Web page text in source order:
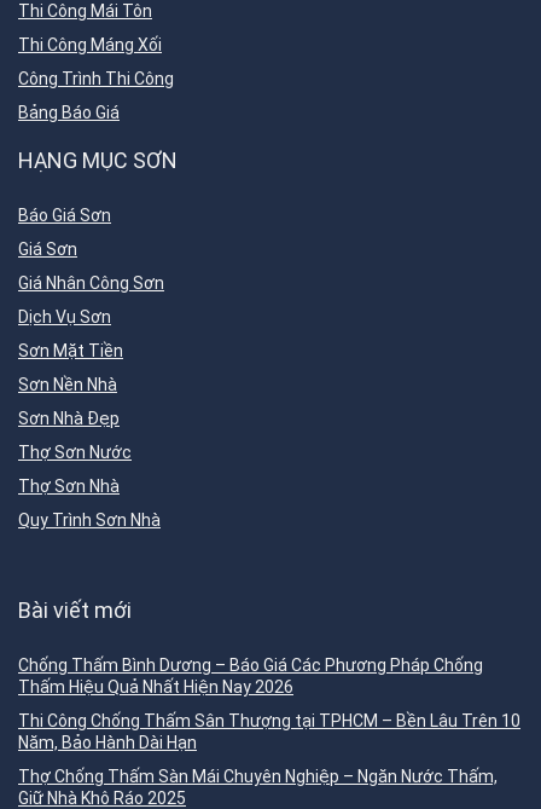
Thi Công Mái Tôn
Thi Công Máng Xối
Công Trình Thi Công
Bảng Báo Giá
HẠNG MỤC SƠN
Báo Giá Sơn
Giá Sơn
Giá Nhân Công Sơn
Dịch Vụ Sơn
Sơn Mặt Tiền
Sơn Nền Nhà
Sơn Nhà Đẹp
Thợ Sơn Nước
Thợ Sơn Nhà
Quy Trình Sơn Nhà
Bài viết mới
Chống Thấm Bình Dương – Báo Giá Các Phương Pháp Chống
Thấm Hiệu Quả Nhất Hiện Nay 2026
Thi Công Chống Thấm Sân Thượng tại TPHCM – Bền Lâu Trên 10
Năm, Bảo Hành Dài Hạn
Thợ Chống Thấm Sàn Mái Chuyên Nghiệp – Ngăn Nước Thấm,
Giữ Nhà Khô Ráo 2025